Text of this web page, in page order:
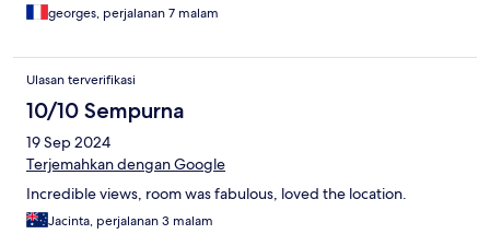
georges, perjalanan 7 malam
Ulasan terverifikasi
10/10 Sempurna
19 Sep 2024
Terjemahkan dengan Google
Incredible views, room was fabulous, loved the location.
Jacinta, perjalanan 3 malam